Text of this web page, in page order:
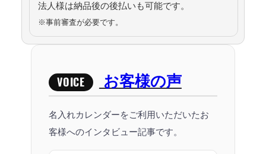
法人様は納品後の後払いも可能です。
※事前審査が必要です。
VOICE お客様の声
名入れカレンダーをご利用いただいたお
客様へのインタビュー記事です。